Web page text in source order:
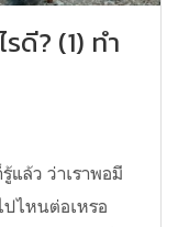
ดี? (1) ทำ
แล้ว ว่าเราพอมี
ปไหนต่อเหรอ